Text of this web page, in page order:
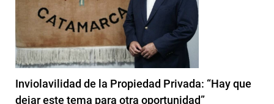
Inviolavilidad de la Propiedad Privada: “Hay que
dejar este tema para otra oportunidad”